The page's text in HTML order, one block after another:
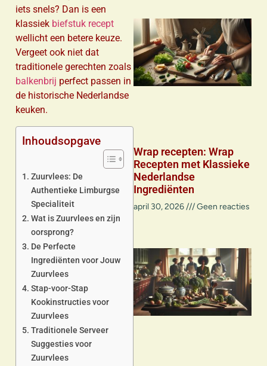
iets snels? Dan is een
klassiek biefstuk recept
wellicht een betere keuze.
Vergeet ook niet dat
traditionele gerechten zoals
balkenbrij perfect passen in
de historische Nederlandse
keuken.
Inhoudsopgave
Zuurvlees: De
Authentieke Limburgse
Specialiteit
Wat is Zuurvlees en zijn
oorsprong?
De Perfecte
Ingrediënten voor Jouw
Zuurvlees
Stap-voor-Stap
Kookinstructies voor
Zuurvlees
Traditionele Serveer
Suggesties voor
Zuurvlees
Wrap recepten: Wrap
Recepten met Klassieke
Nederlandse
Ingrediënten
april 30, 2026 Geen reacties